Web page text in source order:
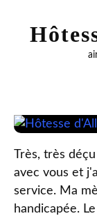
Très, très
avec vous et
service. Ma
handicapée.